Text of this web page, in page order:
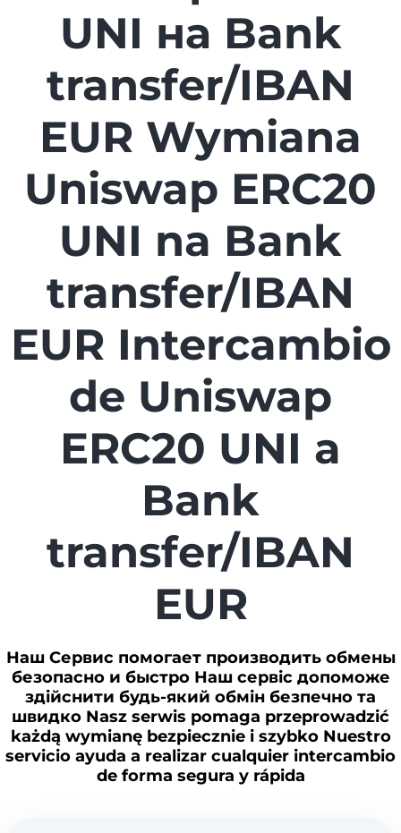
UNI на Bank
transfer/IBAN
EUR Wymiana
Uniswap ERC20
UNI na Bank
transfer/IBAN
EUR Intercambio
de Uniswap
ERC20 UNI a
Bank
transfer/IBAN
EUR
Наш Сервис помогает производить обмены
безопасно и быстро Наш сервіс допоможе
здійснити будь-який обмін безпечно та
швидко Nasz serwis pomaga przeprowadzić
każdą wymianę bezpiecznie i szybko Nuestro
servicio ayuda a realizar cualquier intercambio
de forma segura y rápida